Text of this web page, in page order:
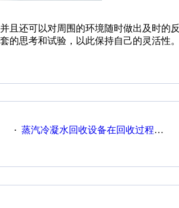
且还可以对周围的环境随时做出及时的反
的思考和试验，以此保持自己的灵活性。
· 蒸汽冷凝水回收设备在回收过程中的运行要点